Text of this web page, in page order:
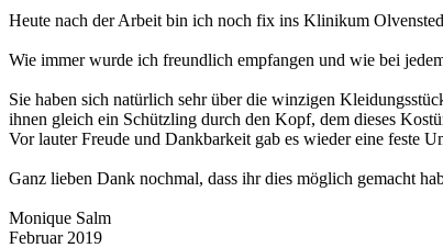
Heute nach der Arbeit bin ich noch fix ins Klinikum
Wie immer wurde ich freundlich empfangen und wie bei
Sie haben sich natürlich sehr über die winzigen
ihnen gleich ein Schützling durch den Kopf, dem dieses
Vor lauter Freude und Dankbarkeit gab es wieder eine feste
Ganz lieben Dank nochmal, dass ihr dies möglich gemacht
Monique Salm
Februar 2019